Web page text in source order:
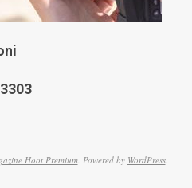
Hoot Premium. Powered by WordPress.